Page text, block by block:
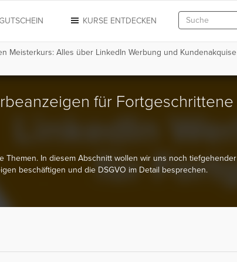
KURSE ENTDECKEN
Meisterkurs: Alles über LinkedIn Werbung und Kundenakquise
für Fortgeschrittene
Themen. In diesem Abschnitt wollen wir uns noch tiefgehender
beschäftigen und die DSGVO im Detail besprechen.